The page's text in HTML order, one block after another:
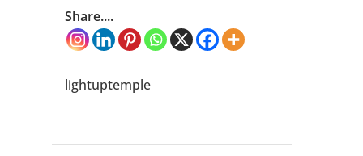
Share....
lightuptemple